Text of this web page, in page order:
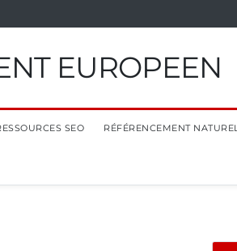
EUROPEEN
SEO RÉFÉRENCEMENT